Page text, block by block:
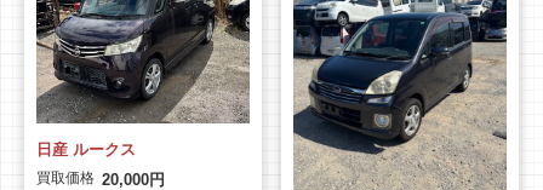
日産 ルークス
買取価格 20,000円